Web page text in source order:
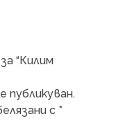
“Килим
публикуван.
с *